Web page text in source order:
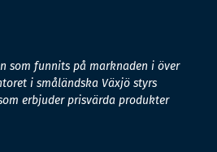
som funnits på marknaden i över
i småländska Växjö styrs
erbjuder prisvärda produkter